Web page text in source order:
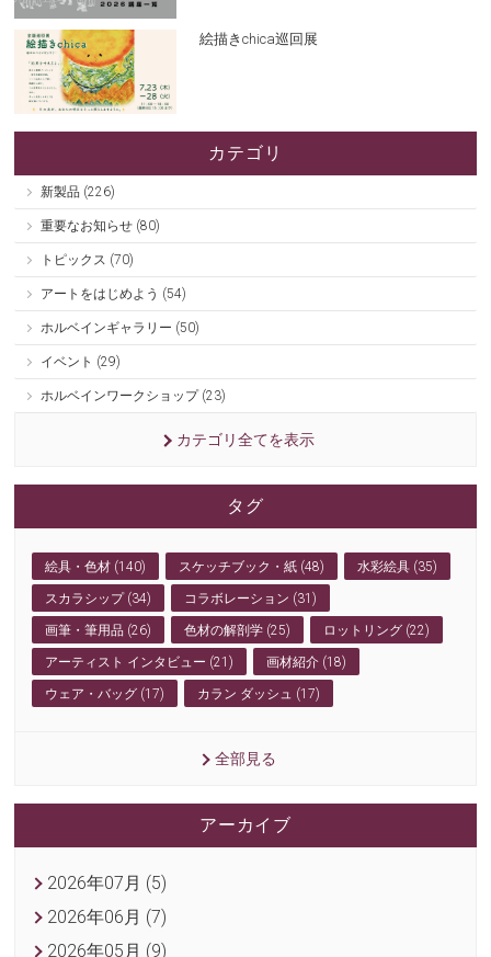
絵描きchica巡回展
カテゴリ
新製品 (226)
重要なお知らせ (80)
トピックス (70)
アートをはじめよう (54)
ホルベインギャラリー (50)
イベント (29)
ホルベインワークショップ (23)
カテゴリ全てを表示
タグ
絵具・色材 (140) スケッチブック・紙 (48) 水彩絵具 (35)
スカラシップ (34) コラボレーション (31)
画筆・筆用品 (26) 色材の解剖学 (25) ロットリング (22)
アーティスト インタビュー (21) 画材紹介 (18)
ウェア・バッグ (17) カラン ダッシュ (17)
全部見る
アーカイブ
2026年07月 (5)
2026年06月 (7)
2026年05月 (9)